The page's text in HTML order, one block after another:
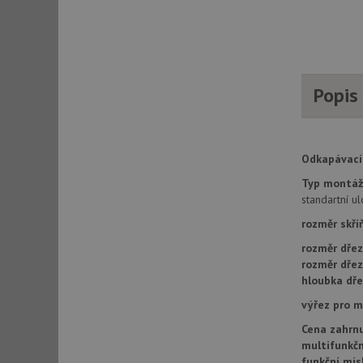
Typ
standartní
rozměr
rozměr
rozměr
hloubka
výřez pro
Cena
_ga_9T91YFLEPX
Název
__Secure-YNID